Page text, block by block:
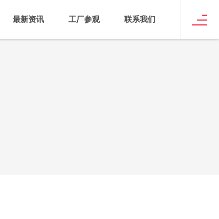
最新资讯 工厂参观 联系我们